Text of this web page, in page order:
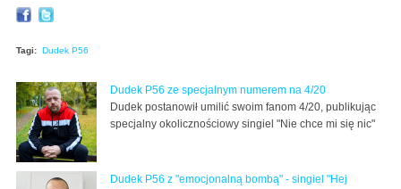
Tagi: Dudek P56
Dudek P56 ze specjalnym numerem na 4/20
Dudek postanowił umilić swoim fanom 4/20, publikując
specjalny okolicznościowy singiel "Nie chce mi się nic"
Dudek P56 z "emocjonalną bombą" - singiel "Hej